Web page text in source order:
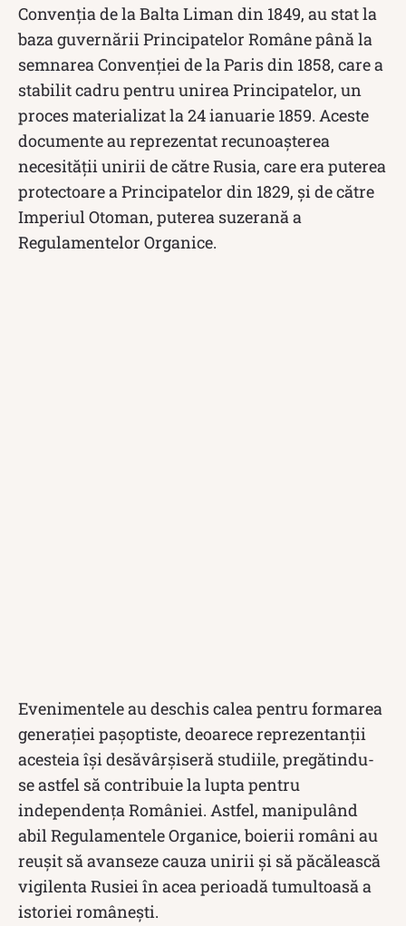
Convenția de la Balta Liman din 1849, au stat la
baza guvernării Principatelor Române până la
semnarea Convenției de la Paris din 1858, care a
stabilit cadru pentru unirea Principatelor, un
proces materializat la 24 ianuarie 1859. Aceste
documente au reprezentat recunoașterea
necesității unirii de către Rusia, care era puterea
protectoare a Principatelor din 1829, și de către
Imperiul Otoman, puterea suzerană a
Regulamentelor Organice.
Evenimentele au deschis calea pentru formarea
generației pașoptiste, deoarece reprezentanții
acesteia își desăvârșiseră studiile, pregătindu-
se astfel să contribuie la lupta pentru
independența României. Astfel, manipulând
abil Regulamentele Organice, boierii români au
reușit să avanseze cauza unirii și să păcălească
vigilenta Rusiei în acea perioadă tumultoasă a
istoriei românești.